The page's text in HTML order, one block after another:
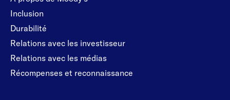
Inclusion
Durabilité
Relations avec les investisseur
Relations avec les médias
Récompenses et reconnaissance